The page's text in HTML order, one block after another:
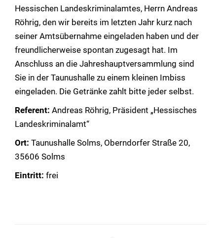
Hessischen Landeskriminalamtes, Herrn Andreas
Röhrig, den wir bereits im letzten Jahr kurz nach
seiner Amtsübernahme eingeladen haben und der
freundlicherweise spontan zugesagt hat. Im
Anschluss an die Jahreshauptversammlung sind
Sie in der Taunushalle zu einem kleinen Imbiss
eingeladen. Die Getränke zahlt bitte jeder selbst.
Referent: Andreas Röhrig, Präsident „Hessisches
Landeskriminalamt“
Ort: Taunushalle Solms, Oberndorfer Straße 20,
35606 Solms
Eintritt: frei